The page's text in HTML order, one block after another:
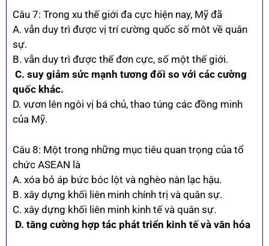
Câu 7: Trong xu thế giới đa cực hiện nay, Mỹ đã
A. vẫn duy trì được vị trí cường quốc số môt về quân
sự.
B. vẫn duy trì được thế đơn cực, số một thế giới.
C. suy giảm sức mạnh tương đối so với các cường
quốc khác.
D. vươn lên ngôi vị bá chủ, thao túng các đồng minh
của Mỹ.
Câu 8: Một trong những mục tiêu quan trọng của tổ
chức ASEAN là
A. xóa bỏ áp bức bóc lột và nghèo nàn lạc hậu.
B. xây dựng khối liên minh chính trị và quân sự.
C. xây dựng khối liên minh kinh tế và quân sự.
D. tăng cường hợp tác phát triển kinh tế và văn hóa